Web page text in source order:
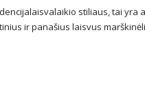
stiliaus, tai yra
ir panašius laisvus